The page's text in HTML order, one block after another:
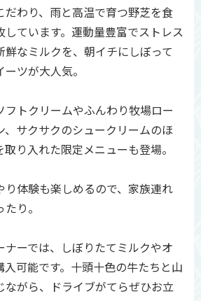
だわり、雨と高温で育つ野芝を食
しています。運動量豊富でストレス
鮮なミルクを、朝イチにしぼって
ツが大人気。
フトクリームやふんわり牧場ロー
、サクサクのシュークリームのほ
り入れた限定メニューも登場。
り体験も楽しめるので、家族連れ
り。
ーでは、しぼりたてミルクやオ
入可能です。十頭十色の牛たちと山
ながら、ドライブがてらぜひお立